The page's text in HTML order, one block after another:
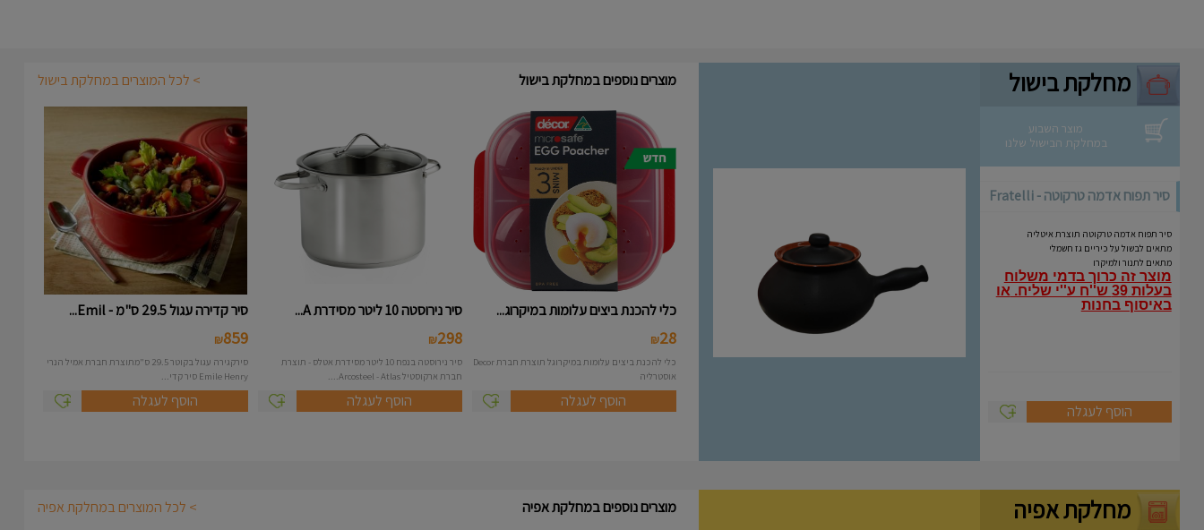
מחלקת בישול
מוצר השבוע
במחלקת הבישול שלנו
סיר תפוח אדמה טרקוטה - Fratelli
סיר תפוח אדמה טרקוטה תוצרת איטליה
מתאים לבשול על כיריים גז חשמלי
מתאים לתנור ולמיקרו
מוצר זה כרוך בדמי משלוח
בעלות 39 ש''ח ע''י שליח.
או
באיסוף בחנות
הוסף לעגלה
מוצרים נוספים במחלקת בישול > לכל המוצרים במחלקת בישול
כלי להכנת ביצים עלומות במיקרוג...
28
₪
כלי להכנת ביצים עלומות במיקרוגל תוצרת חברת Decor
אוסטרליה
הוסף לעגלה
סיר נירוסטה 10 ליטר מסידרת A...
298
₪
סיר נירוסטה בנפח 10 ליטר מסידרת אטלס - תוצרת
חברת ארקוסטיל Arcosteel - Atlas....
הוסף לעגלה
סיר קדירה עגול 29.5 ס"מ - Emil...
859
₪
סירקגירה עגול בקוטר 29.5 ס"מתוצרת חברת אמיל הנרי
Emile Henry סיר קדי...
הוסף לעגלה
מחלקת אפיה מוצרים נוספים במחלקת אפיה > לכל המוצרים במחלקת אפיה